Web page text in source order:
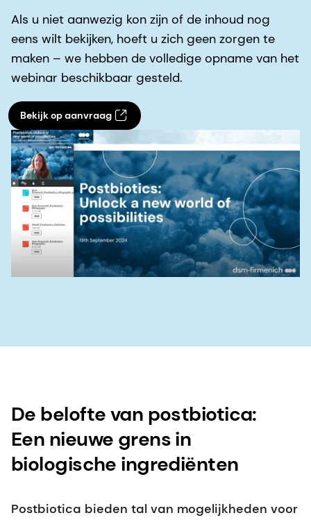
Als u niet aanwezig kon zijn of de inhoud nog
eens wilt bekijken, hoeft u zich geen zorgen te
maken – we hebben de volledige opname van het
webinar beschikbaar gesteld.
Bekijk op aanvraag
De belofte van postbiotica:
Een nieuwe grens in
biologische ingrediënten
Postbiotica bieden tal van mogelijkheden voor